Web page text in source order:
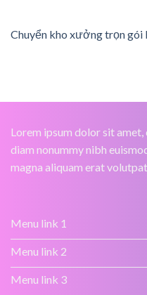
Chuyển kho xưởng trọn gói
Lorem ipsum dolor sit
diam nonummy nibh
magna aliquam erat
Menu link 1
Menu link 2
Menu link 3